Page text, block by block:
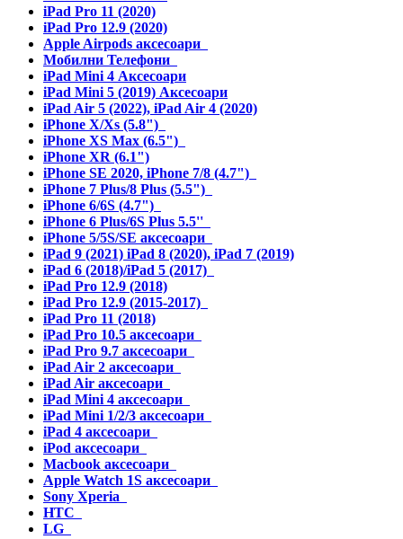
iPad Pro 11 (2020)
iPad Pro 12.9 (2020)
Apple Airpods аксесоари
Мобилни Телефони
iPad Mini 4 Аксесоари
iPad Mini 5 (2019) Аксесоари
iPad Air 5 (2022), iPad Air 4 (2020)
iPhone X/Xs (5.8")
iPhone XS Max (6.5")
iPhone XR (6.1")
iPhone SE 2020, iPhone 7/8 (4.7")
iPhone 7 Plus/8 Plus (5.5")
iPhone 6/6S (4.7")
iPhone 6 Plus/6S Plus 5.5''
iPhone 5/5S/SE аксесоари
iPad 9 (2021) iPad 8 (2020), iPad 7 (2019)
iPad 6 (2018)/iPad 5 (2017)
iPad Pro 12.9 (2018)
iPad Pro 12.9 (2015-2017)
iPad Pro 11 (2018)
iPad Pro 10.5 аксесоари
iPad Pro 9.7 аксесоари
iPad Air 2 аксесоари
iPad Air аксесоари
iPad Mini 4 аксесоари
iPad Mini 1/2/3 аксесоари
iPad 4 аксесоари
iPod аксесоари
Macbook аксесоари
Apple Watch 1S аксесоари
Sony Xperia
HTC
LG